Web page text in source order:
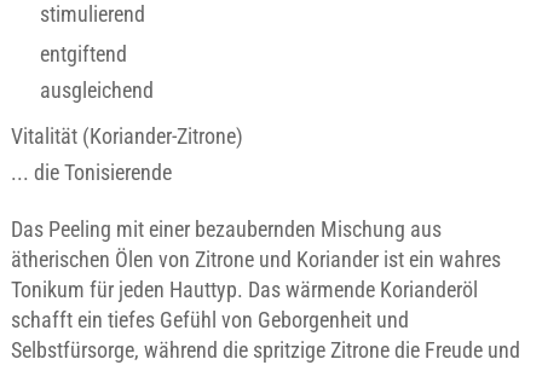
stimulierend
entgiftend
ausgleichend
Vitalität (Koriander-Zitrone)
... die Tonisierende
Das Peeling mit einer bezaubernden Mischung aus
ätherischen Ölen von Zitrone und Koriander ist ein wahres
Tonikum für jeden Hauttyp. Das wärmende Korianderöl
schafft ein tiefes Gefühl von Geborgenheit und
Selbstfürsorge, während die spritzige Zitrone die Freude und